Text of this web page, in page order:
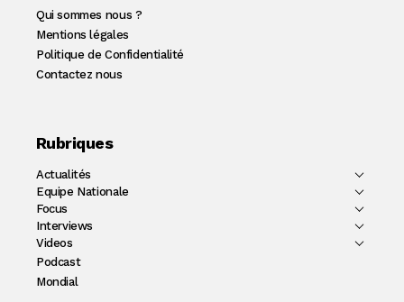
Qui sommes nous ?
Mentions légales
Politique de Confidentialité
Contactez nous
Rubriques
Actualités
Equipe Nationale
Focus
Interviews
Videos
Podcast
Mondial